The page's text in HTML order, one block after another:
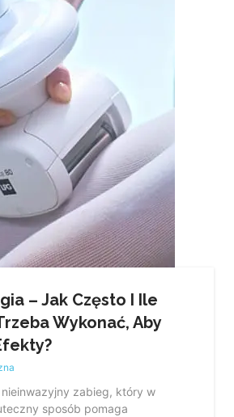
– Jak Często I Ile
Wykonać, Aby
zabieg, który w
sposób pomaga